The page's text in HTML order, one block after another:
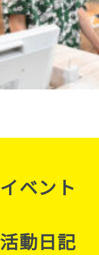
イベント
活動日記